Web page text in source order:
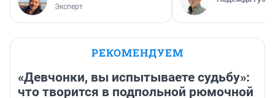
Эксперт
РЕКОМЕНДУЕМ
«Девчонки, вы испытываете судьбу»:
что творится в подпольной рюмочной